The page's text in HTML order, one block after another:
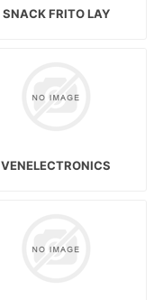
SNACK FRITO LAY
VENELECTRONICS